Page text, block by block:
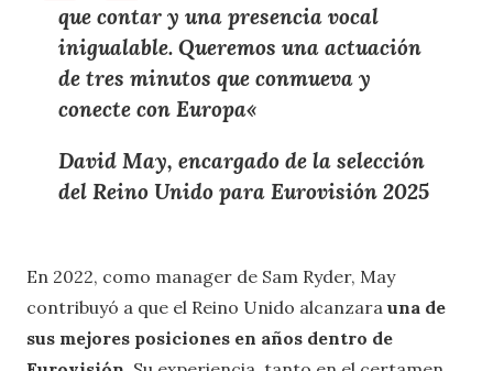
que contar y una presencia vocal
inigualable. Queremos una actuación
de tres minutos que conmueva y
conecte con Europa«
David May, encargado de la selección
del Reino Unido para Eurovisión 2025
En 2022, como manager de Sam Ryder, May
contribuyó a que el Reino Unido alcanzara una de
sus mejores posiciones en años dentro de